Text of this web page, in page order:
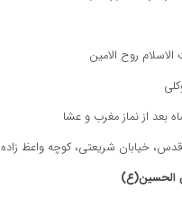
روح الامین
خیابان شریعتی، کوچه واعظ زاده
الحسین(ع)